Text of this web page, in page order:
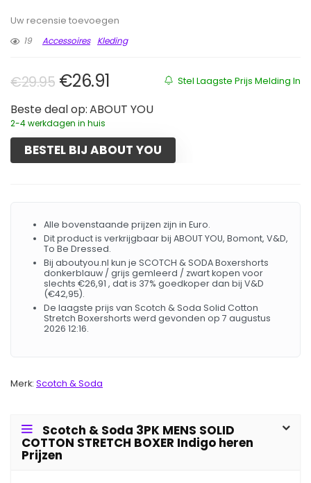
Uw recensie toevoegen
19
Accessoires Kleding
Stel Laagste Prijs Melding In
€29.95 Oorspronkelijke prijs was:
€26.91 Huidige prijs is: €26.91.
Beste deal op: ABOUT YOU
2-4 werkdagen in huis
BESTEL BIJ ABOUT YOU
Alle bovenstaande prijzen zijn in Euro.
Dit product is verkrijgbaar bij ABOUT YOU, Bomont, V&D,
To Be Dressed.
Bij aboutyou.nl kun je SCOTCH & SODA Boxershorts
donkerblauw / grijs gemleerd / zwart kopen voor
slechts €26,91 , dat is 37% goedkoper dan bij V&D
(€42,95).
De laagste prijs van Scotch & Soda Solid Cotton
Stretch Boxershorts werd gevonden op 7 augustus
2026 12:16.
Merk: Scotch & Soda
Scotch & Soda 3PK MENS SOLID
COTTON STRETCH BOXER Indigo heren
Prijzen